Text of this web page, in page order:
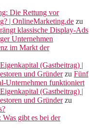
Die Rettung vor
| OnlineMarketing.de zu
klassische Display-Ads
Unternehmen
im Markt der
(Gastbeitrag) |
und Gründerzu Fünf
Unternehmen funktioniert
(Gastbeitrag) |
und Gründerzu
gibt es bei der